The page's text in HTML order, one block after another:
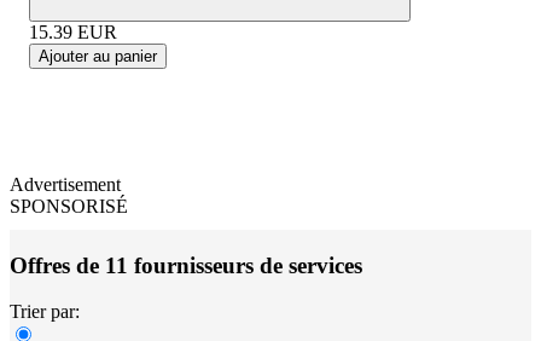
15.39 EUR
Ajouter au panier
Advertisement
SPONSORISÉ
Offres de 11 fournisseurs de services
Trier par: